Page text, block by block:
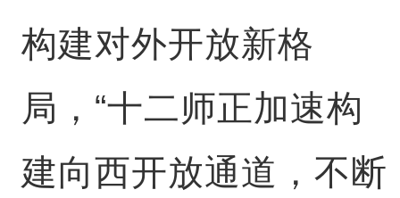
构建对外开放新格
局，“十二师正加速构
建向西开放通道，不断